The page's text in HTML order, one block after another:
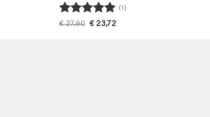
Értékelés:5
(1)
€27,90 Original
was:
€23,72Current
is: